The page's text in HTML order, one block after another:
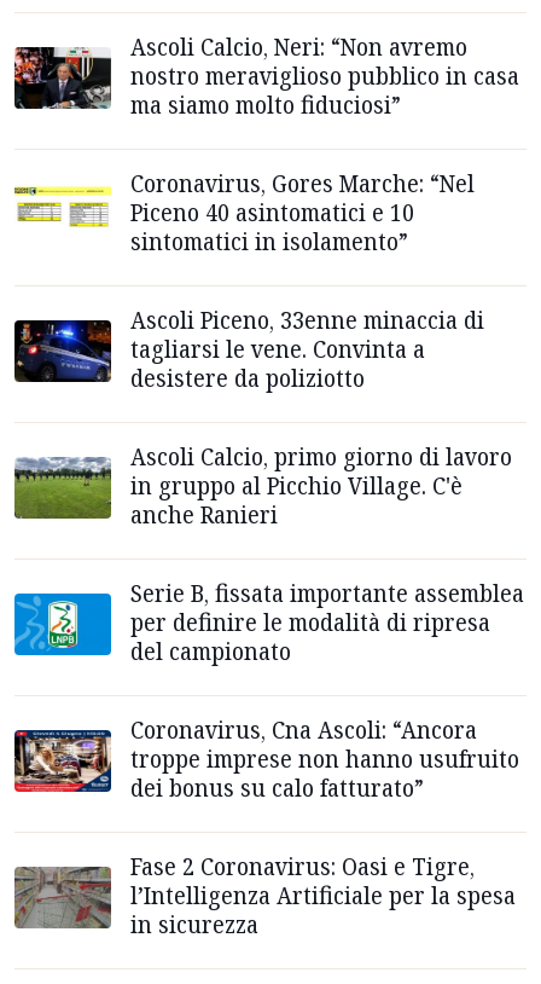
Ascoli Calcio, Neri: “Non avremo
nostro meraviglioso pubblico in casa
ma siamo molto fiduciosi”
Coronavirus, Gores Marche: “Nel
Piceno 40 asintomatici e 10
sintomatici in isolamento”
Ascoli Piceno, 33enne minaccia di
tagliarsi le vene. Convinta a
desistere da poliziotto
Ascoli Calcio, primo giorno di lavoro
in gruppo al Picchio Village. C'è
anche Ranieri
Serie B, fissata importante assemblea
per definire le modalità di ripresa
del campionato
Coronavirus, Cna Ascoli: “Ancora
troppe imprese non hanno usufruito
dei bonus su calo fatturato”
Fase 2 Coronavirus: Oasi e Tigre,
l’Intelligenza Artificiale per la spesa
in sicurezza